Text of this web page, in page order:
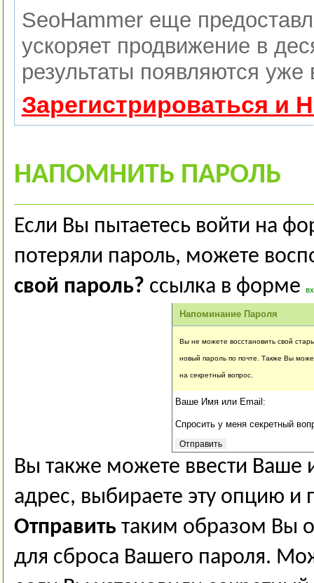
SeoHammer еще
ускоряет продвижение в
результаты появляются
Зарегистрироваться и
НАПОМНИТЬ ПАРОЛЬ
Если Вы пытаетесь войти на
потеряли пароль, можете
свой пароль? ссылка в форме
Напоминание Пароля
Вы не можете восстановить свой
новый пароль по почте. Также Вы
на секретный вопрос.
Ваше Имя или Email:
Спросить у меня секретный
Вы также можете ввести Ваше
адрес, выбираете эту опцию
Отправить таким образом Вы
для сброса Вашего пароля.